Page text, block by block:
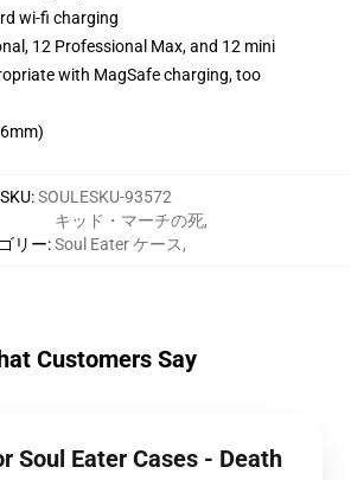
wi-fi charging
12 Professional Max, and 12 mini
with MagSafe charging, too
SKU:SOULESKU-93572
リー:
キッド・マーチの死,
Soul Eater ケース,
Customers Say
Soul Eater Cases - Death